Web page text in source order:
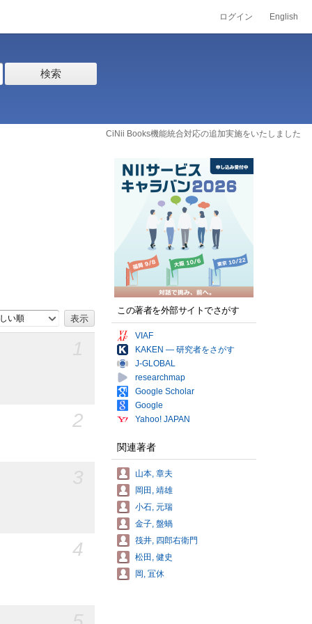
ログイン English
検索
CiNii Books機能統合対応の追加実施をいたしました
い順
2
4
この著者を外部サイトでさがす
VIAF
KAKEN — 研究者をさがす
J-GLOBAL
researchmap
Google Scholar
Google
Yahoo! JAPAN
関連著者
山本, 章夫
岡田, 靖雄
小石, 元瑞
金子, 盤蝸
筏井, 四郎右衛門
松田, 健史
岡, 冝休